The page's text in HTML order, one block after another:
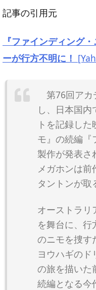
記事の引用元
『ファインディング
ーが行方不明に！
第76回アカ
し、日本国
トを記録し
モ』の続編『
製作が発表さ
メガホンは前
タントンが取
オーストラリ
を舞台に、行
のニモを捜す
ヨウハギの
の旅を描いた
続編となる今